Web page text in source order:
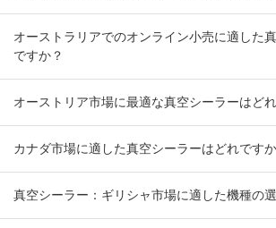
売業者向け在庫組み合わせプラン
オーストラリアでのオンライン小売に適した
ですか？
オーストリア市場に最適な真空シーラーはど
カナダ市場に適した真空シーラーはどれです
真空シーラー：ギリシャ市場に適した機種の